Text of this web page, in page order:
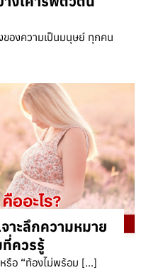
ของความเป็นมนุษย์ ทุกคน
าะลึกความหมาย
ควรรู้
รือ “ท้องไม่พร้อม […]